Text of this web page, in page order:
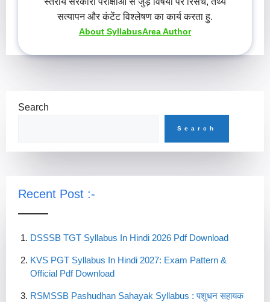
सत्यापन और कंटेंट विश्लेषण का कार्य करता हु.
About SyllabusArea Author
Search
Search
Recent Post :-
DSSSB TGT Syllabus In Hindi 2026 Pdf Download
KVS PGT Syllabus In Hindi 2027: Exam Pattern &
Official Pdf Download
RSMSSB Pashudhan Sahayak Syllabus : पशुधन सहायक